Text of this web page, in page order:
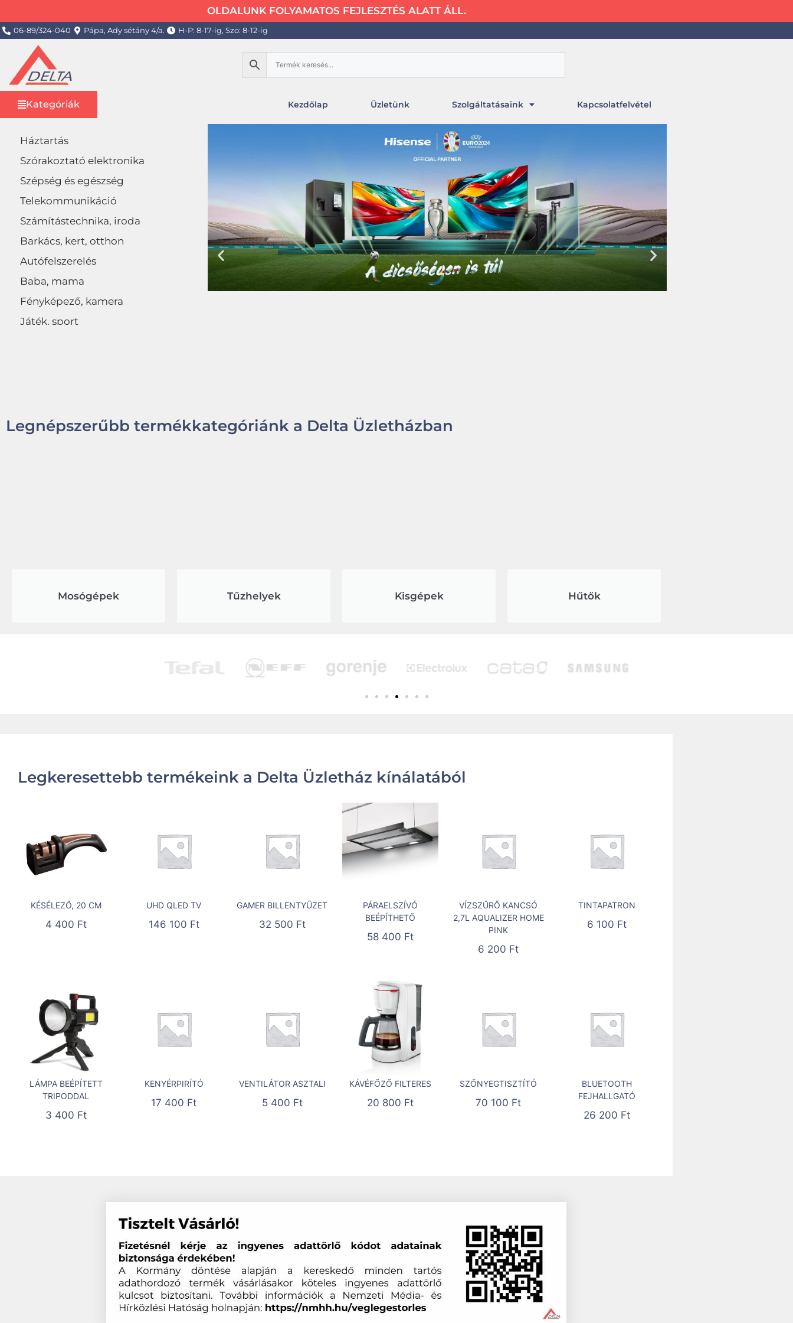
OLDALUNK FOLYAMATOS FEJLESZTÉS ALATT ÁLL.
06-89/324-040 Pápa, Ady sétány 4/a. H-P: 8-17-ig, Szo: 8-12-ig
Kategóriák Kezdőlap Üzletünk Szolgáltatásaink Kapcsolatfelvétel
Háztartás
Szórakoztató elektronika
Szépség és egészség
Telekommunikáció
Számítástechnika, iroda
Barkács, kert, otthon
Autófelszerelés
Baba, mama
Fényképező, kamera
Játék, sport
Legnépszerűbb termékkategóriánk a Delta Üzletházban
Mosógépek Tűzhelyek Kisgépek Hűtők
Legkeresettebb termékeink a Delta Üzletház kínálatából
KÉSÉLEZŐ, 20 CM
4 400 Ft
UHD QLED TV
146 100 Ft
GAMER BILLENTYŰZET
32 500 Ft
PÁRAELSZÍVÓ
BEÉPÍTHETŐ
58 400 Ft
VÍZSZŰRŐ KANCSÓ
2,7L AQUALIZER HOME
PINK
6 200 Ft
TINTAPATRON
6 100 Ft
LÁMPA BEÉPÍTETT
TRIPODDAL
3 400 Ft
KENYÉRPIRÍTÓ
17 400 Ft
VENTILÁTOR ASZTALI
5 400 Ft
KÁVÉFŐZŐ FILTERES
20 800 Ft
SZŐNYEGTISZTÍTÓ
70 100 Ft
BLUETOOTH
FEJHALLGATÓ
26 200 Ft